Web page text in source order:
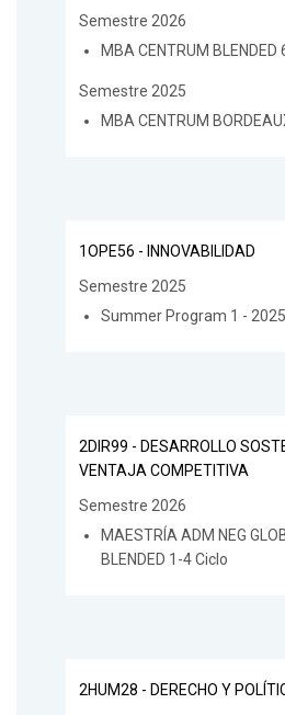
Semestre 2026
MBA CENTRUM BLENDED
Semestre 2025
MBA CENTRUM
1OPE56 - INNOVABILIDAD
Semestre 2025
Summer Program 1 - 2025
2DIR99 - DESARROLLO
VENTAJA COMPETITIVA
Semestre 2026
MAESTRÍA ADM NEG
BLENDED 1-4 Ciclo
2HUM28 - DERECHO Y